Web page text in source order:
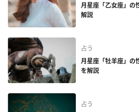
月星座「乙女座」
解説
占う
月星座「牡羊座」
を解説
占う